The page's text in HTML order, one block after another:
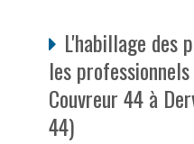
L'habillage des
les
Couvreur 44 à
44)